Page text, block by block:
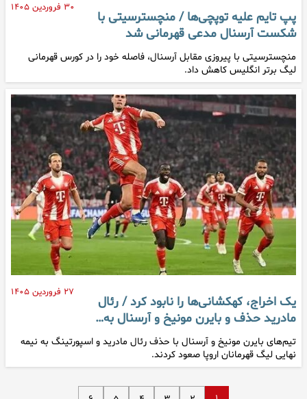
۳۰ فروردین ۱۴۰۵
پپ تایم علیه توپچی‌ها / منچسترسیتی با
شکست آرسنال مدعی قهرمانی شد
منچسترسیتی با پیروزی مقابل آرسنال، فاصله خود را در کورس قهرمانی
لیگ برتر انگلیس کاهش داد.
۲۷ فروردین ۱۴۰۵
یک اخراج، کهکشانی‌ها را نابود کرد / رئال
مادرید حذف و بایرن مونیخ و آرسنال به…
تیم‌های بایرن مونیخ و آرسنال با حذف رئال مادرید و اسپورتینگ به نیمه
نهایی لیگ قهرمانان اروپا صعود کردند.